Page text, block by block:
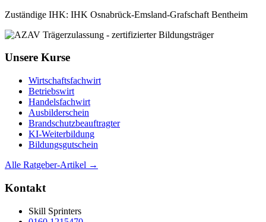
Zuständige IHK: IHK Osnabrück-Emsland-Grafschaft Bentheim
Unsere Kurse
Wirtschaftsfachwirt
Betriebswirt
Handelsfachwirt
Ausbilderschein
Brandschutzbeauftragter
KI-Weiterbildung
Bildungsgutschein
Alle Ratgeber-Artikel →
Kontakt
Skill Sprinters